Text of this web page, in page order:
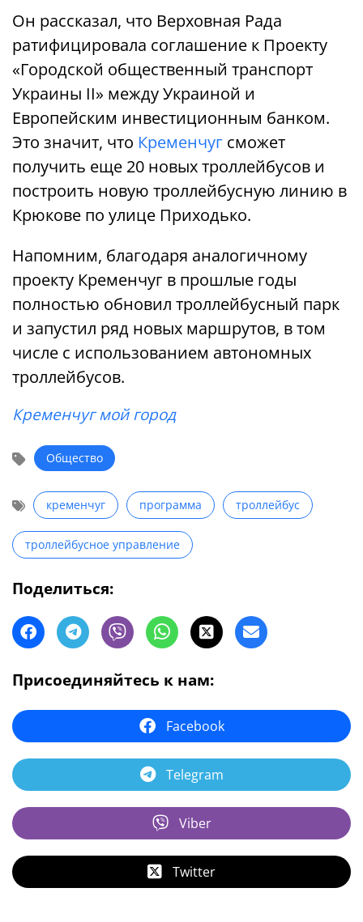
Он рассказал, что Верховная Рада
ратифицировала соглашение к Проекту
«Городской общественный транспорт
Украины II» между Украиной и
Европейским инвестиционным банком.
Это значит, что Кременчуг сможет
получить еще 20 новых троллейбусов и
построить новую троллейбусную линию в
Крюкове по улице Приходько.
Напомним, благодаря аналогичному
проекту Кременчуг в прошлые годы
полностью обновил троллейбусный парк
и запустил ряд новых маршрутов, в том
числе с использованием автономных
троллейбусов.
Кременчуг мой город
Общество
кременчуг программа троллейбус
троллейбусное управление
Поделиться:
Присоединяйтесь к нам:
Facebook
Telegram
Viber
Twitter